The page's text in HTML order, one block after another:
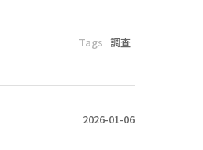
Tags 調査
2026-01-06